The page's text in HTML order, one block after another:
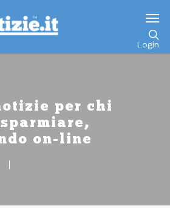
Login
per chi
on-line
to mobile version